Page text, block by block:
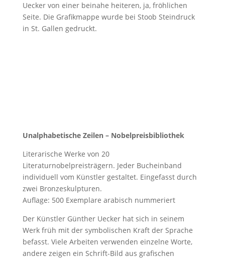
Uecker von einer beinahe heiteren, ja, fröhlichen
Seite. Die Grafikmappe wurde bei Stoob Steindruck
in St. Gallen gedruckt.
Unalphabetische Zeilen – Nobelpreisbibliothek
Literarische Werke von 20
Literaturnobelpreisträgern. Jeder Bucheinband
individuell vom Künstler gestaltet. Eingefasst durch
zwei Bronzeskulpturen.
Auflage: 500 Exemplare arabisch nummeriert
Der Künstler Günther Uecker hat sich in seinem
Werk früh mit der symbolischen Kraft der Sprache
befasst. Viele Arbeiten verwenden einzelne Worte,
andere zeigen ein Schrift-Bild aus grafischen